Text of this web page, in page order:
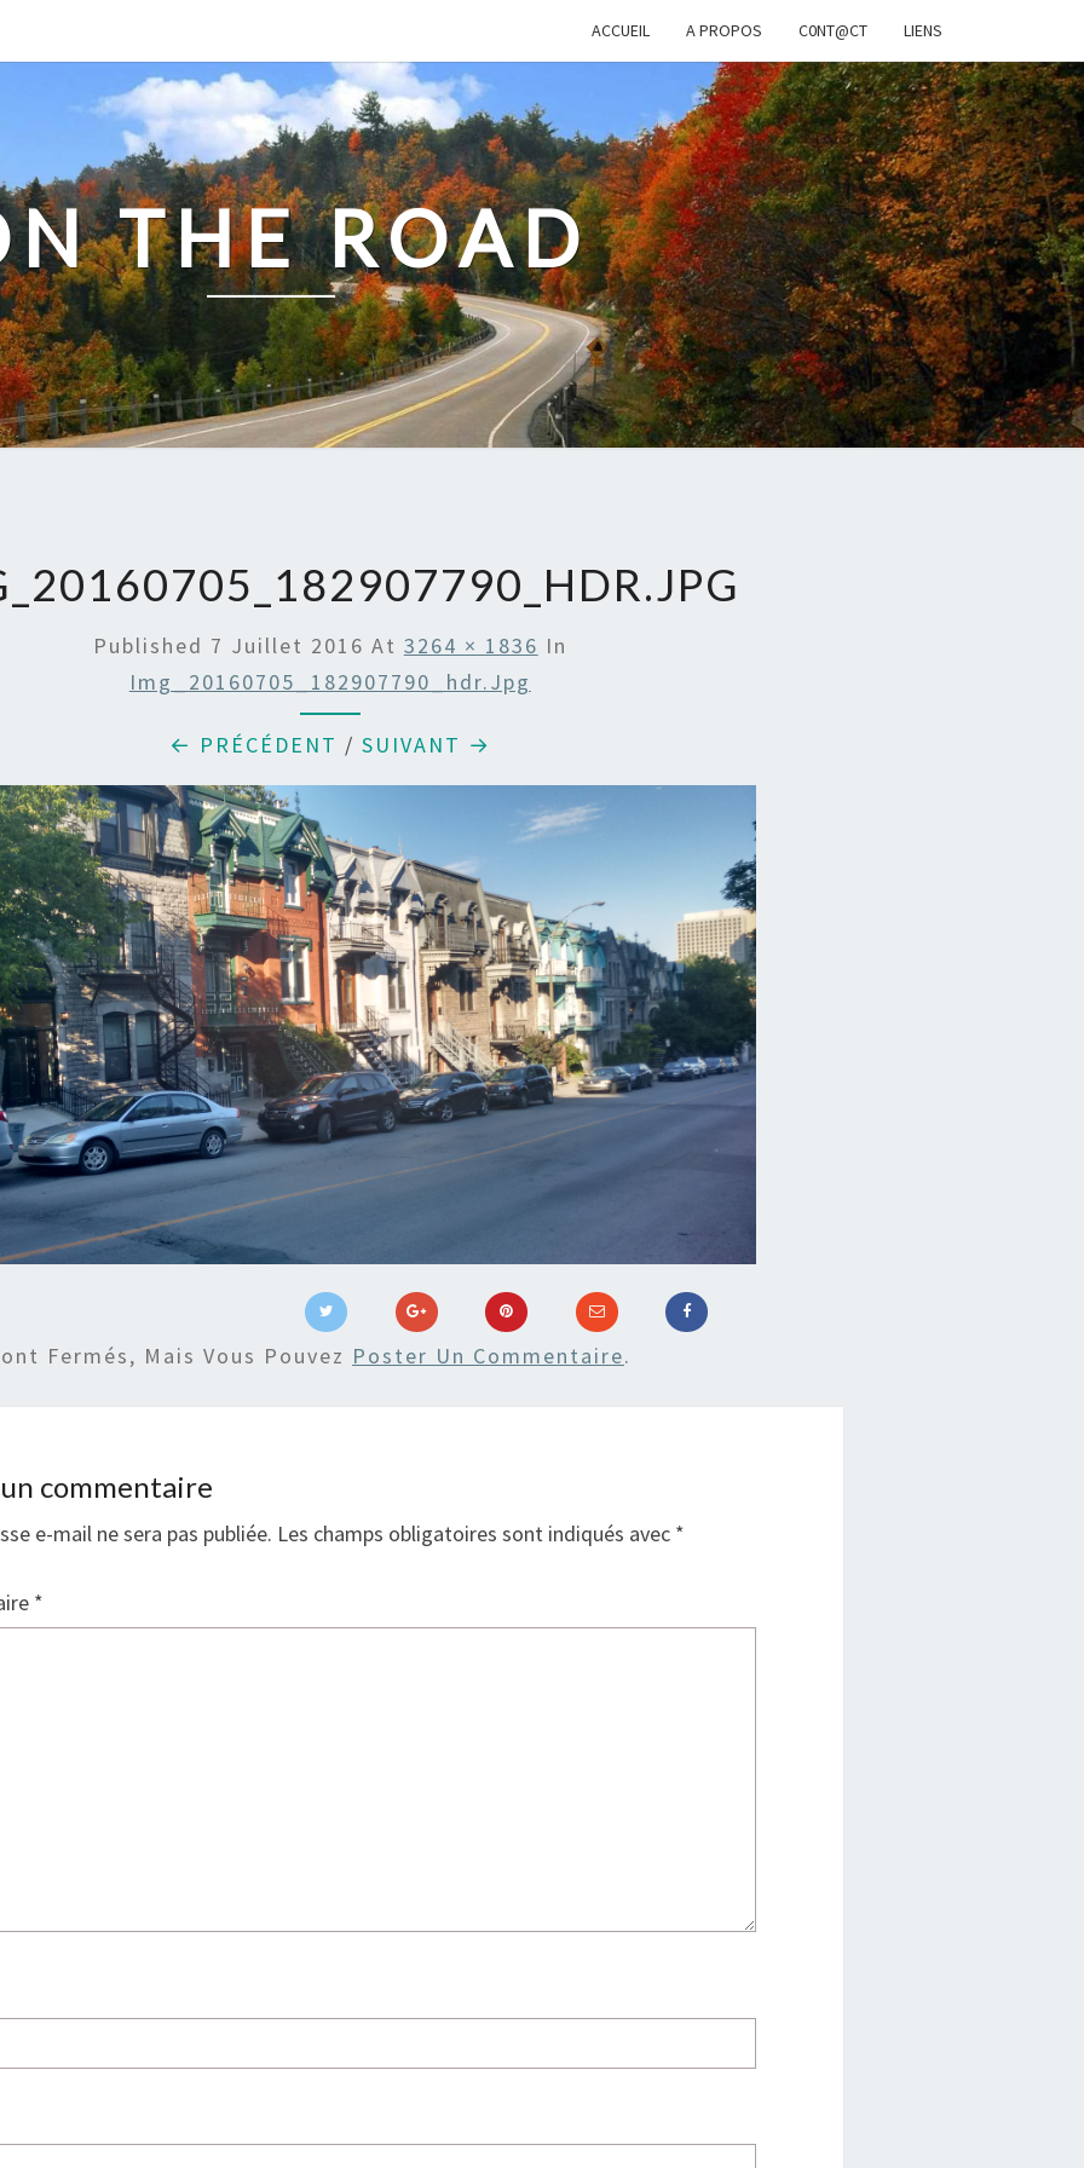
ACCUEIL A PROPOS C0NT@CT LIENS
THE ROAD
Published 7 Juillet 2016 At 3264 × 1836 In
Img_20160705_182907790_hdr.jpg
← PRÉCÉDENT / SUIVANT →
Fermés, Mais Vous Pouvez Poster Un Commentaire.
commentaire
e-mail ne sera pas publiée. Les champs obligatoires sont indiqués avec *
*